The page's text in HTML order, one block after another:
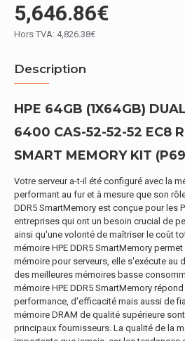
5,646.86€
Hors TVA: 4,826.38€
Description
HPE 64GB (1X64GB)
6400 CAS-52-52-52 EC8
SMART MEMORY KIT
Votre serveur a-t-il été configuré avec la
performant au fur et à mesure que son
DDR5 SmartMemory est conçue pour les
entreprises qui ont un besoin crucial de
ainsi qu'une volonté de maîtriser le coût
mémoire HPE DDR5 SmartMemory
mémoire pour serveurs, elle s'exécute au
des meilleures mémoires basse
mémoire HPE DDR5 SmartMemory
performance, d'efficacité mais aussi de
mémoire DRAM de qualité supérieure
principaux fournisseurs. La qualité de la